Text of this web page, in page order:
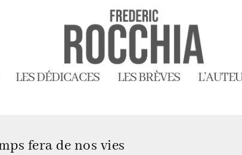
LES DÉDICACES LES BRÈVES
fera de nos vies